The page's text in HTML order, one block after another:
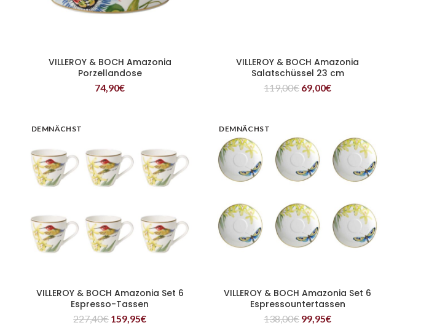
WEITERLESEN
VILLEROY & BOCH Amazonia
Porzellandose
74,90€
WEITERLESEN
VILLEROY & BOCH Amazonia
Salatschüssel 23 cm
119,00€ 69,00€
DEMNÄCHST
WEITERLESEN
VILLEROY & BOCH Amazonia Set 6
Espresso-Tassen
227,40€ 159,95€
DEMNÄCHST
WEITERLESEN
VILLEROY & BOCH Amazonia Set 6
Espressountertassen
138,00€ 99,95€